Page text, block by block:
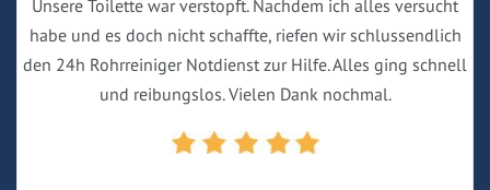
Unsere Toilette war verstopft. Nachdem ich alles versucht
habe und es doch nicht schaffte, riefen wir schlussendlich
den 24h Rohrreiniger Notdienst zur Hilfe. Alles ging schnell
und reibungslos. Vielen Dank nochmal.